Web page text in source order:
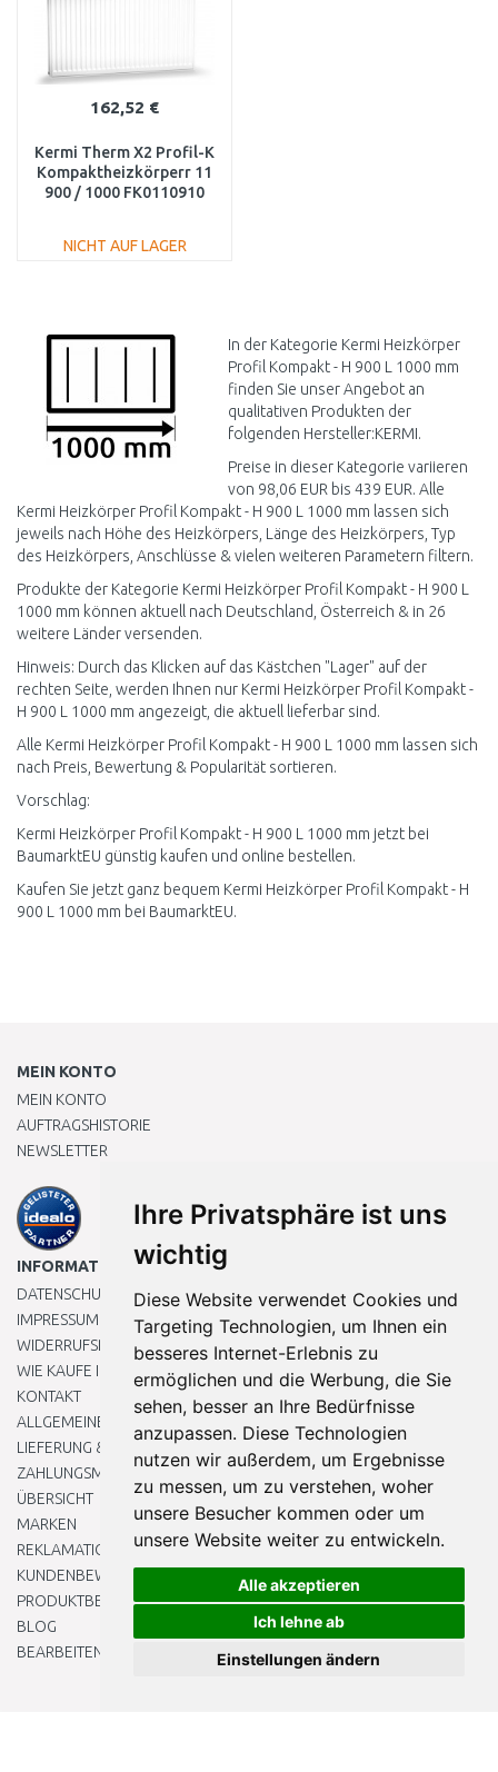
Ihre Privatsphäre ist uns
wichtig
Diese Website verwendet Cookies und
Targeting Technologien, um Ihnen ein
besseres Internet-Erlebnis zu
ermöglichen und die Werbung, die Sie
sehen, besser an Ihre Bedürfnisse
anzupassen. Diese Technologien
nutzen wir außerdem, um Ergebnisse
zu messen, um zu verstehen, woher
unsere Besucher kommen oder um
unsere Website weiter zu entwickeln.
Alle akzeptieren
Ich lehne ab
Einstellungen ändern
162,52 €
Kermi Therm X2 Profil-K
Kompaktheizkörperr 11
900 / 1000 FK0110910
NICHT AUF LAGER
Vergleichen
In der Kategorie Kermi Heizkörper
Profil Kompakt - H 900 L 1000 mm
finden Sie unser Angebot an
qualitativen Produkten der
folgenden Hersteller:KERMI.
Preise in dieser Kategorie variieren
von 98,06 EUR bis 439 EUR. Alle
Kermi Heizkörper Profil Kompakt - H 900 L 1000 mm lassen sich
jeweils nach Höhe des Heizkörpers, Länge des Heizkörpers, Typ
des Heizkörpers, Anschlüsse & vielen weiteren Parametern filtern.
Produkte der Kategorie Kermi Heizkörper Profil Kompakt - H 900 L
1000 mm können aktuell nach Deutschland, Österreich & in 26
weitere Länder versenden.
Hinweis: Durch das Klicken auf das Kästchen "Lager" auf der
rechten Seite, werden Ihnen nur Kermi Heizkörper Profil Kompakt -
H 900 L 1000 mm angezeigt, die aktuell lieferbar sind.
Alle Kermi Heizkörper Profil Kompakt - H 900 L 1000 mm lassen sich
nach Preis, Bewertung & Popularität sortieren.
Vorschlag:
Kermi Heizkörper Profil Kompakt - H 900 L 1000 mm jetzt bei
BaumarktEU günstig kaufen und online bestellen.
Kaufen Sie jetzt ganz bequem Kermi Heizkörper Profil Kompakt - H
900 L 1000 mm bei BaumarktEU.
MEIN KONTO
MEIN KONTO
AUFTRAGSHISTORIE
NEWSLETTER
INFORMATIONEN
DATENSCHUTZBESTIMMUNGEN
IMPRESSUM
WIDERRUFSRECHT
WIE KAUFE ICH EIN?
KONTAKT
ALLGEMEINEN GESCHÄFTSBEDINGUNGEN
LIEFERUNG & ZAHLUNG
ZAHLUNGSMETHODEN
ÜBERSICHT
MARKEN
REKLAMATIONEN UND RETOUREN
KUNDENBEWERTUNG
PRODUKTBEWERTUNG
BLOG
BEARBEITEN SIE MEINE COOKIE-EINSTELLUNGEN